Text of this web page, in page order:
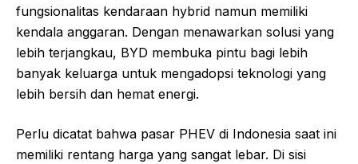
fungsionalitas kendaraan hybrid namun memiliki
kendala anggaran. Dengan menawarkan solusi yang
lebih terjangkau, BYD membuka pintu bagi lebih
banyak keluarga untuk mengadopsi teknologi yang
lebih bersih dan hemat energi.
Perlu dicatat bahwa pasar PHEV di Indonesia saat ini
memiliki rentang harga yang sangat lebar. Di sisi